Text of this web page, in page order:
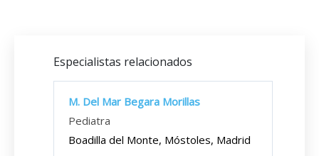
Especialistas relacionados
M. Del Mar Begara Morillas
Pediatra
Boadilla del Monte, Móstoles, Madrid